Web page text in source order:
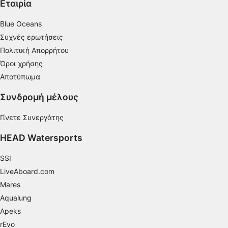
Εταιρία
Blue Oceans
Συχνές ερωτήσεις
Πολιτική Απορρήτου
Όροι χρήσης
Αποτύπωμα
Συνδρομή μέλους
Γίνετε Συνεργάτης
HEAD Watersports
SSI
LiveAboard.com
Mares
Aqualung
Apeks
rEvo
Μέτρηση απόδοσης περιεχομένου
Κατανόηση του κοινού μέσω στατιστικών
στοιχείων ή συνδυασμών δεδομένων από
Ανάπτυξη και βελτίωση υπηρεσιών
επιλογή περιεχομένου
γεωεντοπισμού
Σκοποί επεξεργασίας που δεν αφορούν τη ΔΑΒ:
Απαραίτητη